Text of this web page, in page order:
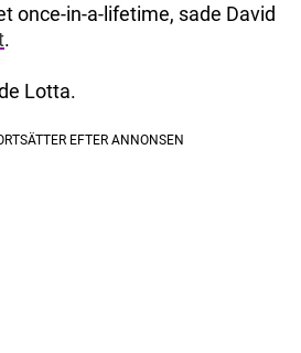
once-in-a-lifetime, sade David
.
Lotta.